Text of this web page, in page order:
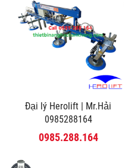
Đại lý Herolift | Mr.Hải
0985288164
0985.288.164